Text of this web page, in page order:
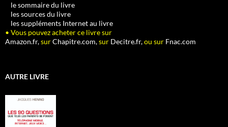
le sommaire du livre
les sources du livre
les suppléments Internet au livre
• Vous pouvez acheter ce livre sur
Amazon.fr,surChapitre.com,sur Decitre.fr,ou sur Fnac.com
AUTRE LIVRE